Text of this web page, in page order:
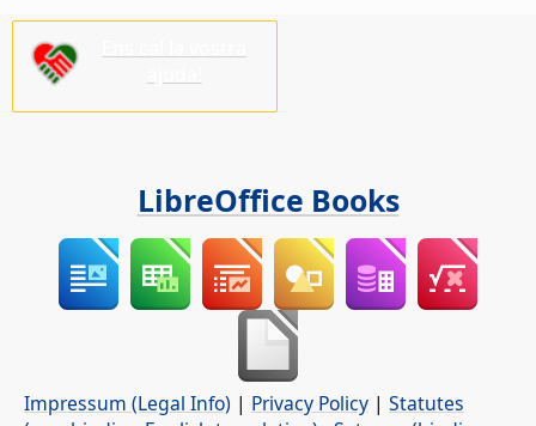
LibreOffice Books
Impressum (Legal Info) | Privacy Policy | Statutes